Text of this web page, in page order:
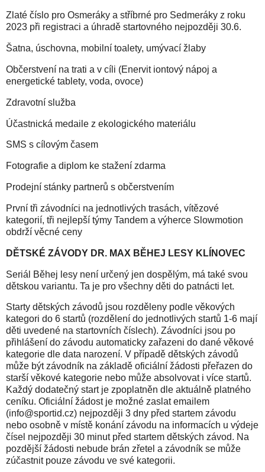
Zlaté číslo pro Osmeráky a stříbrné pro Sedmeráky z roku
2023 při registraci a úhradě startovného nejpozději 30.6.
Šatna, úschovna, mobilní toalety, umývací žlaby
Občerstvení na trati a v cíli (Enervit iontový nápoj a
energetické tablety, voda, ovoce)
Zdravotní služba
Účastnická medaile z ekologického materiálu
SMS s cílovým časem
Fotografie a diplom ke stažení zdarma
Prodejní stánky partnerů s občerstvením
První tři závodníci na jednotlivých trasách, vítězové
kategorií, tři nejlepší týmy Tandem a výherce Slowmotion
obdrží věcné ceny
DĚTSKÉ ZÁVODY DR. MAX BĚHEJ LESY KLÍNOVEC
Seriál Běhej lesy není určený jen dospělým, má také svou
dětskou variantu. Ta je pro všechny děti do patnácti let.
Starty dětských závodů jsou rozděleny podle věkových
kategori do 6 startů (rozdělení do jednotlivých startů 1-6 mají
děti uvedené na startovních číslech). Závodníci jsou po
přihlášení do závodu automaticky zařazeni do dané věkové
kategorie dle data narození. V případě dětských závodů
může být závodník na základě oficiální žádosti přeřazen do
starší věkové kategorie nebo může absolvovat i více startů.
Každý dodatečný start je zpoplatněn dle aktuálně platného
ceníku. Oficiální žádost je možné zaslat emailem
(info@sportid.cz) nejpozději 3 dny před startem závodu
nebo osobně v místě konání závodu na informacích u výdeje
čísel nejpozději 30 minut před startem dětských závod. Na
pozdější žádosti nebude brán zřetel a závodník se může
zúčastnit pouze závodu ve své kategorii.